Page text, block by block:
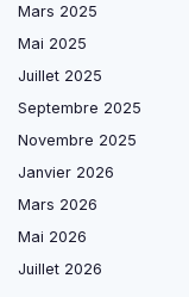
Mars 2025
Mai 2025
Juillet 2025
Septembre 2025
Novembre 2025
Janvier 2026
Mars 2026
Mai 2026
Juillet 2026